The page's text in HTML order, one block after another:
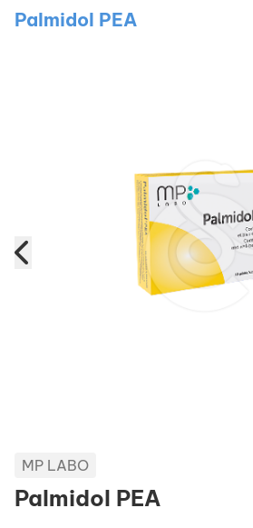
Palmidol PEA
MP LABO
Palmidol PEA